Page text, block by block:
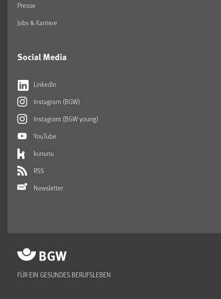
Presse
Jobs & Karriere
Social Media
LinkedIn
Instagram (BGW)
Instagram (BGW young)
YouTube
kununu
RSS
Newsletter
FÜR EIN GESUNDES BERUFSLEBEN